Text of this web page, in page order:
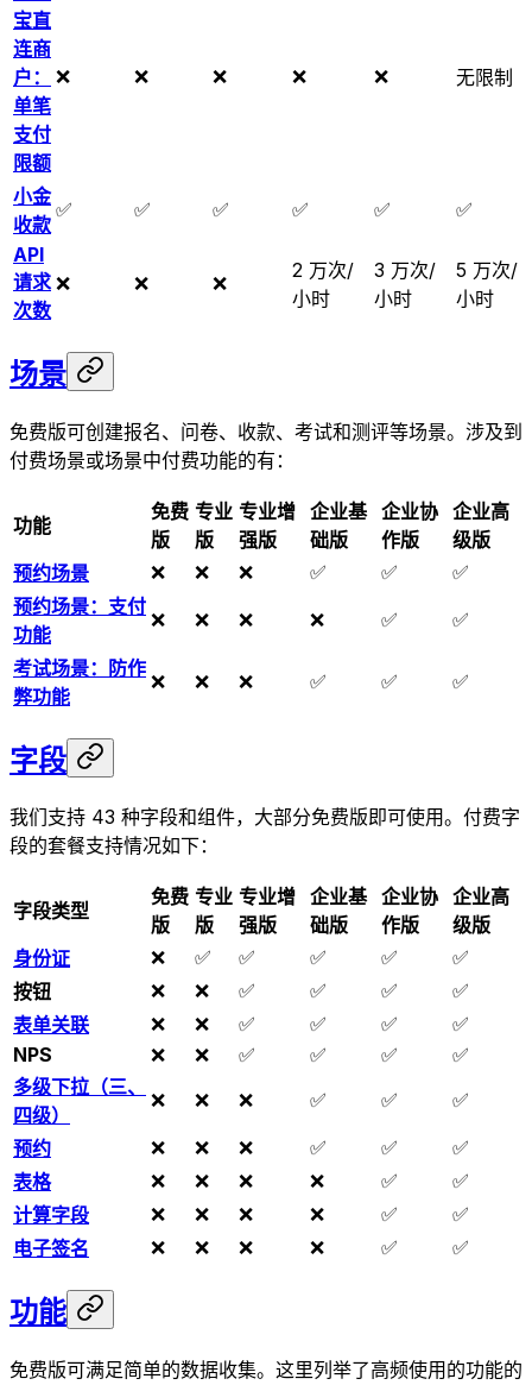
宝直
连商
户：
单笔
支付
限额
❌ ❌ ❌ ❌ ❌ 无限制
小金
收款
✅ ✅ ✅ ✅ ✅
✅
API
请求
次数
❌ ❌ ❌
2 万次/
小时
3 万次/
小时
5 万次/
小时
场景
免费版可创建报名、问卷、收款、考试和测评等场景。涉及到
付费场景或场景中付费功能的有：
功能
免费
版
专业
版
专业增
强版
企业基
础版
企业协
作版
企业高
级版
预约场景
❌ ❌ ❌ ✅ ✅
✅
预约场景：支付
功能
❌ ❌ ❌ ❌ ✅ ✅
考试场景：防作
弊功能
❌ ❌ ❌ ✅ ✅ ✅
字段
我们支持 43 种字段和组件，大部分免费版即可使用。付费字
段的套餐支持情况如下：
字段类型
免费
版
专业
版
专业增
强版
企业基
础版
企业协
作版
企业高
级版
身份证
❌ ✅ ✅ ✅ ✅
✅
按钮
❌ ❌ ✅ ✅ ✅
✅
表单关联
❌ ❌ ✅ ✅ ✅
✅
NPS
❌ ❌ ✅ ✅ ✅
✅
多级下拉（三、
四级）
❌ ❌ ❌ ✅ ✅ ✅
预约 ❌ ❌ ❌ ✅ ✅
✅
表格
❌ ❌ ❌ ❌ ✅
✅
计算字段
❌ ❌ ❌ ❌ ✅
✅
电子签名
❌ ❌ ❌ ❌ ✅ ✅
功能
免费版可满足简单的数据收集。这里列举了高频使用的功能的